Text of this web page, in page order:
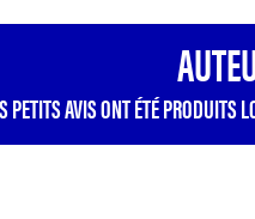
PETITS AVIS ONT ÉTÉ PRODUITS